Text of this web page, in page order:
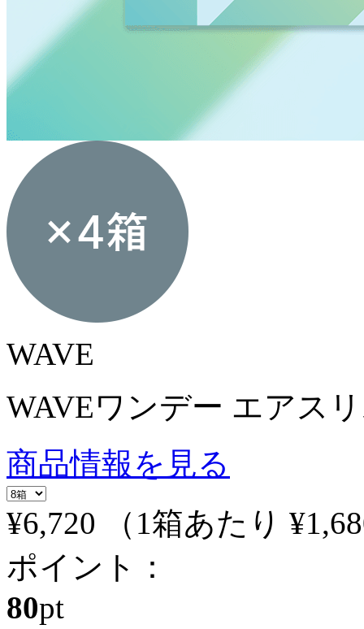
WAVE
WAVEワンデー エアス
商品情報を見る
¥6,720
（1箱あたり
ポイント：
80pt